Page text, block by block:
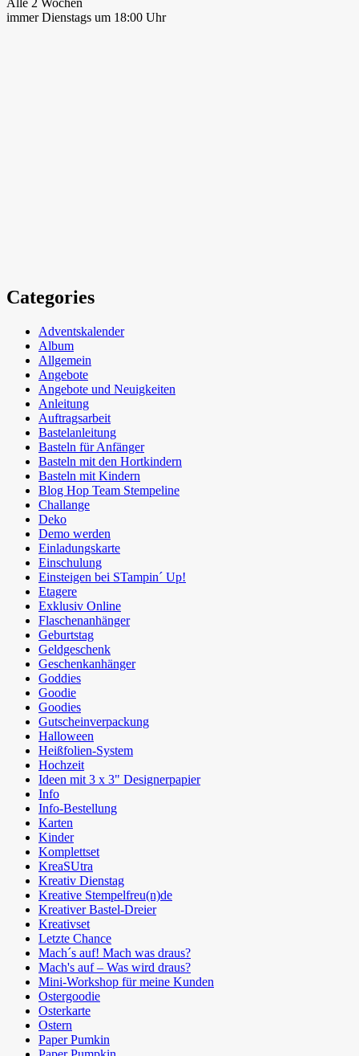
Alle 2 Wochen
immer Dienstags um 18:00 Uhr
Categories
Adventskalender
Album
Allgemein
Angebote
Angebote und Neuigkeiten
Anleitung
Auftragsarbeit
Bastelanleitung
Basteln für Anfänger
Basteln mit den Hortkindern
Basteln mit Kindern
Blog Hop Team Stempeline
Challange
Deko
Demo werden
Einladungskarte
Einschulung
Einsteigen bei STampin´ Up!
Etagere
Exklusiv Online
Flaschenanhänger
Geburtstag
Geldgeschenk
Geschenkanhänger
Goddies
Goodie
Goodies
Gutscheinverpackung
Halloween
Heißfolien-System
Hochzeit
Ideen mit 3 x 3" Designerpapier
Info
Info-Bestellung
Karten
Kinder
Komplettset
KreaSUtra
Kreativ Dienstag
Kreative Stempelfreu(n)de
Kreativer Bastel-Dreier
Kreativset
Letzte Chance
Mach´s auf! Mach was draus?
Mach's auf – Was wird draus?
Mini-Workshop für meine Kunden
Ostergoodie
Osterkarte
Ostern
Paper Pumkin